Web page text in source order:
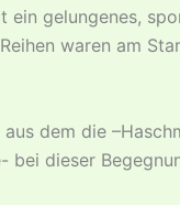
gelungenes,
waren am
dem die
dieser